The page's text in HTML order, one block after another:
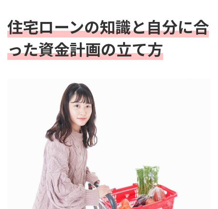
住宅ローンの知識と自分に合
った資金計画の立て方